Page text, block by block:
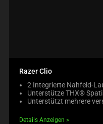
Razer Clio
2 Integrierte Nahfeld-
Unterstütze THX®
Unterstützt mehrere
Details Anzeigen